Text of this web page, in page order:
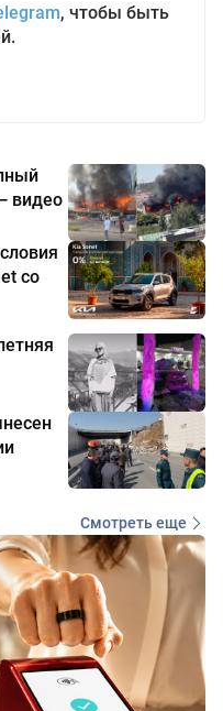
, чтобы быть
видео
со
Смотреть еще